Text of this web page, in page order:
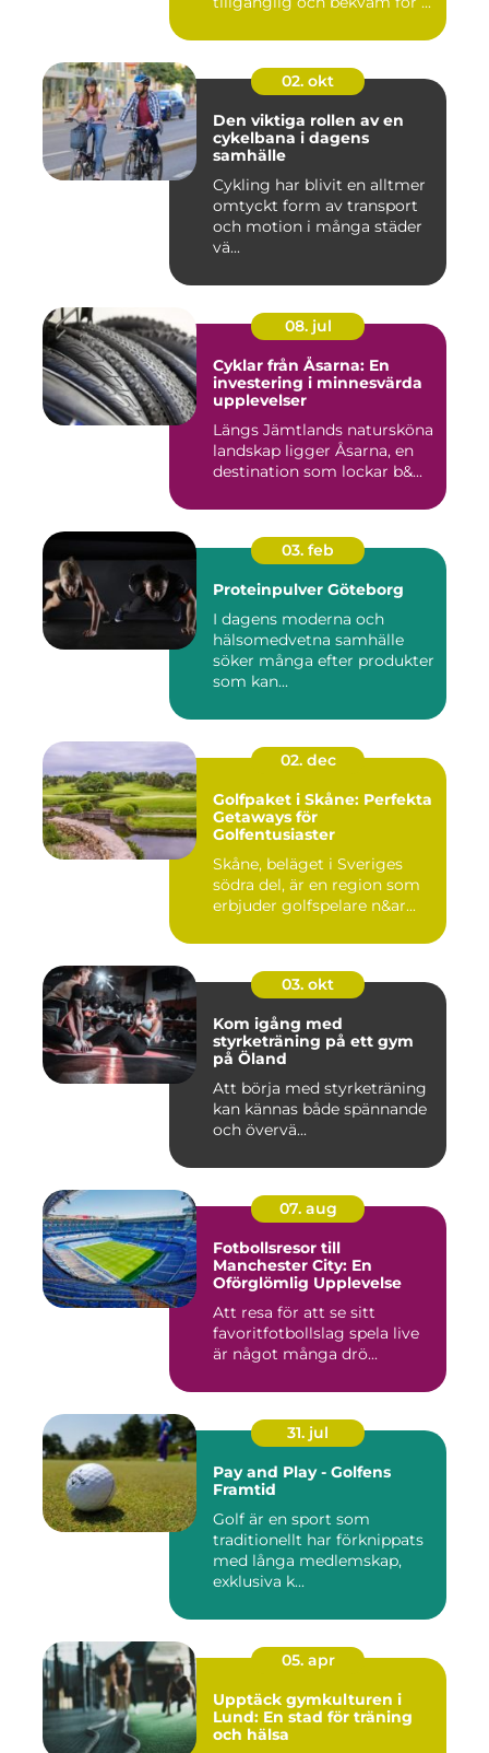
02. okt
Den viktiga rollen av en
cykelbana i dagens
samhälle
Cykling har blivit en alltmer
omtyckt form av transport
och motion i många städer
vä...
08. jul
Cyklar från Åsarna: En
investering i minnesvärda
upplevelser
Längs Jämtlands natursköna
landskap ligger Åsarna, en
destination som lockar b&...
03. feb
Proteinpulver Göteborg
I dagens moderna och
hälsomedvetna samhälle
söker många efter produkter
som kan...
02. dec
Golfpaket i Skåne: Perfekta
Getaways för
Golfentusiaster
Skåne, beläget i Sveriges
södra del, är en region som
erbjuder golfspelare n&ar...
03. okt
Kom igång med
styrketräning på ett gym
på Öland
Att börja med styrketräning
kan kännas både spännande
och övervä...
07. aug
Fotbollsresor till
Manchester City: En
Oförglömlig Upplevelse
Att resa för att se sitt
favoritfotbollslag spela live
är något många drö...
31. jul
Pay and Play - Golfens
Framtid
Golf är en sport som
traditionellt har förknippats
med långa medlemskap,
exklusiva k...
05. apr
Upptäck gymkulturen i
Lund: En stad för träning
och hälsa